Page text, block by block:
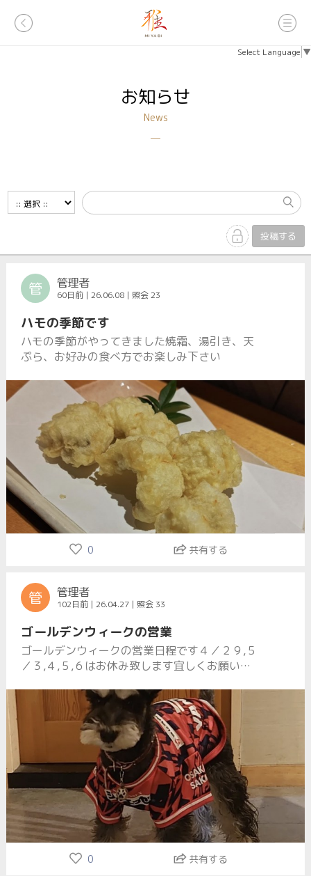
Select Language ▼
お知らせ
News
─
投稿する
管 管理者
60日前 | 26.06.08 | 照会 23
ハモの季節です
ハモの季節がやってきました焼霜、湯引き、天
ぷら、お好みの食べ方でお楽しみ下さい
0 共有する
管 管理者
102日前 | 26.04.27 | 照会 33
ゴールデンウィークの営業
ゴールデンウィークの営業日程です４／２９,５
／３,４,５,６はお休み致します宜しくお願い致
0 共有する